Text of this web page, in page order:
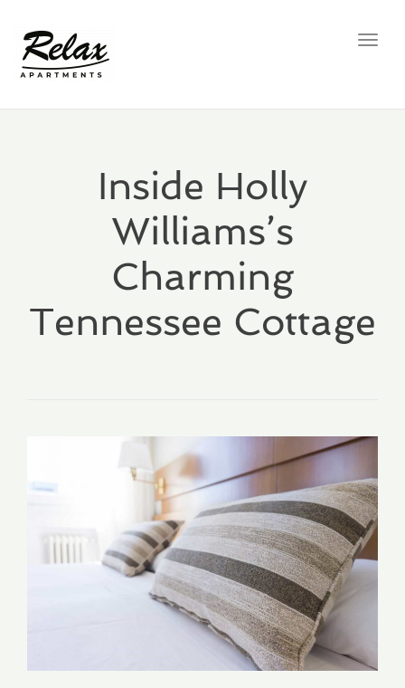
Inside Holly
Williams’s
Charming
Tennessee Cottage